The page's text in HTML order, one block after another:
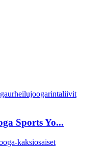
Sports Yo...